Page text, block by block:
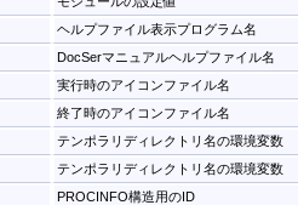
ヘルプファイル表示プログラム名
DocSerマニュアルヘルプファイル名
実行時のアイコンファイル名
終了時のアイコンファイル名
テンポラリディレクトリ名の環境変数
テンポラリディレクトリ名の環境変数
PROCINFO構造用のID